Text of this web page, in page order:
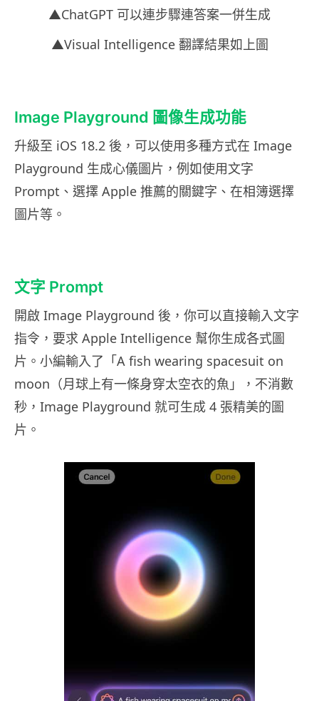
▲ChatGPT 可以連步驟連答案一併生成
▲Visual Intelligence 翻譯結果如上圖
Image Playground 圖像生成功能
升級至 iOS 18.2 後，可以使用多種方式在 Image
Playground 生成心儀圖片，例如使用文字
Prompt、選擇 Apple 推薦的關鍵字、在相簿選擇
圖片等。
文字 Prompt
開啟 Image Playground 後，你可以直接輸入文字
指令，要求 Apple Intelligence 幫你生成各式圖
片。小編輸入了「A fish wearing spacesuit on
moon（月球上有一條身穿太空衣的魚」，不消數
秒，Image Playground 就可生成 4 張精美的圖
片。